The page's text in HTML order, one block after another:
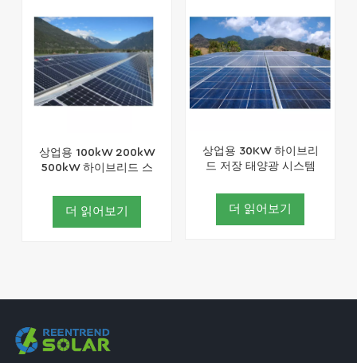
상업용 100kW 200kW
500kW 하이브리드 스
튬 이온 배터리 태양광
패널 시스템
더 읽어보기
상업용 30KW 하이브리
드 저장 태양광 시스템
전지 패널 시스템
더 읽어보기